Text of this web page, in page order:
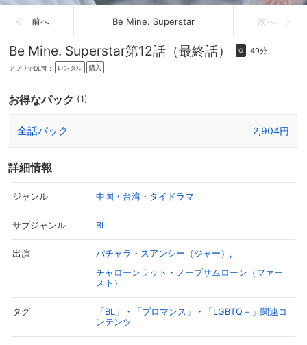
前へ Be Mine. Superstar 次へ
Be Mine. Superstar第12話（最終話） G 49分
アプリでDL可： レンタル 購入
お得なパック (1)
全話パック 2,904円
詳細情報
ジャンル 中国・台湾・タイドラマ
サブジャンル BL
出演
パチャラ・スアンシー（ジャー）
チャローンラット・ノープサムローン（ファー
スト）
タグ
「BL」・「ブロマンス」・「LGBTQ＋」関連コ
ンテンツ